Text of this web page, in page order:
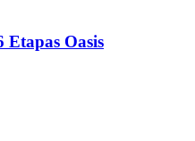
Etapas Oasis